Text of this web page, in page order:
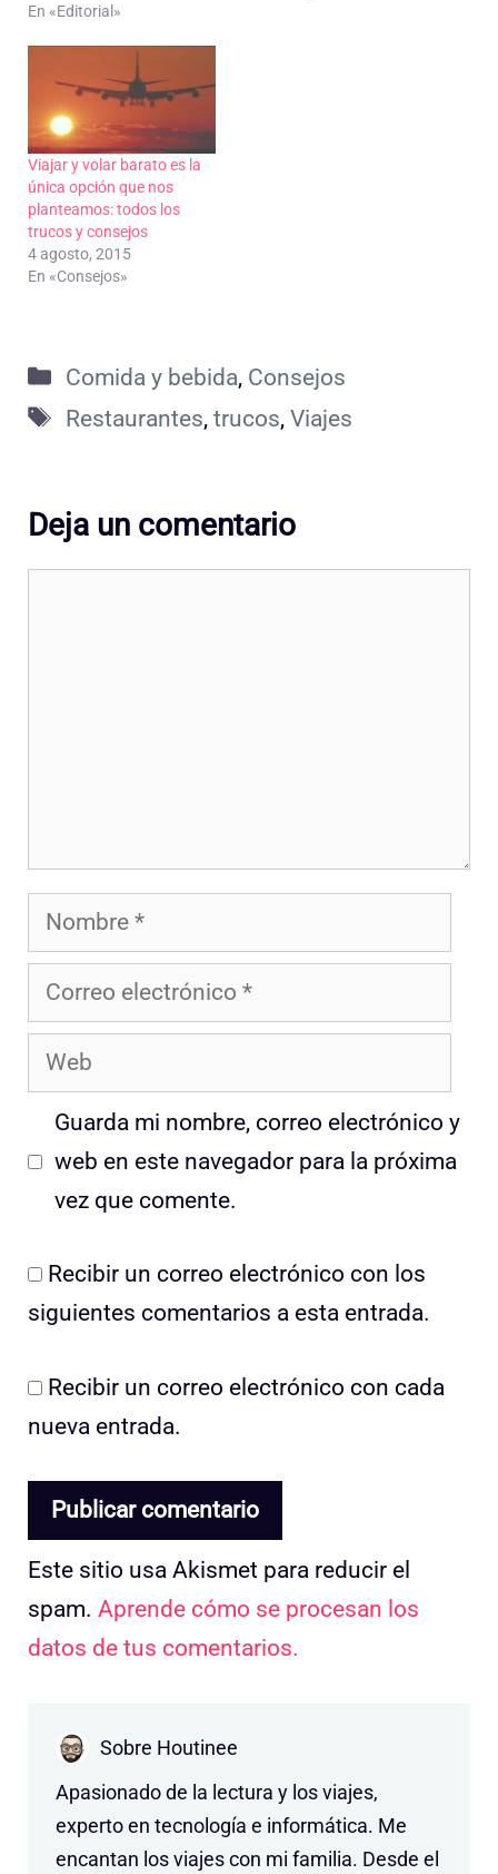
En «Editorial»
Viajar y volar barato es la
única opción que nos
planteamos: todos los
trucos y consejos
4 agosto, 2015
En «Consejos»
Categorías
Comida y bebida, Consejos
Etiquetas
Restaurantes, trucos, Viajes
Deja un comentario
Nombre
Correo
electrónico
Web
Guarda mi nombre, correo electrónico y
web en este navegador para la próxima
vez que comente.
Recibir un correo electrónico con los
siguientes comentarios a esta entrada.
Recibir un correo electrónico con cada
nueva entrada.
Este sitio usa Akismet para reducir el
spam. Aprende cómo se procesan los
datos de tus comentarios.
Sobre Houtinee
Apasionado de la lectura y los viajes,
experto en tecnología e informática. Me
encantan los viajes con mi familia. Desde el